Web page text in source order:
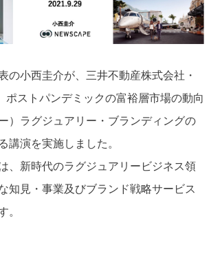
の小西圭介が、三井不動産株式会社・
ポストパンデミックの富裕層市場の動向
）ラグジュアリー・ブランディングの
講演を実施しました。
、新時代のラグジュアリービジネス領
知見・事業及びブランド戦略サービス
。